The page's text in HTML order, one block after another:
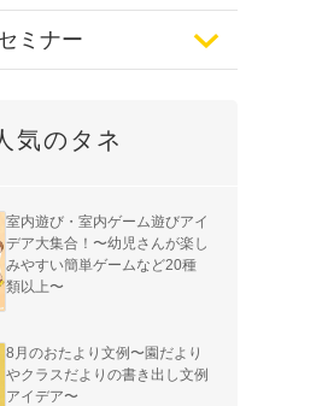
ミナー
気のタネ
室内遊び・室内ゲーム遊びアイ
デア大集合！〜幼児さんが楽し
みやすい簡単ゲームなど20種
類以上〜
8月のおたより文例〜園だより
やクラスだよりの書き出し文例
アイデア〜